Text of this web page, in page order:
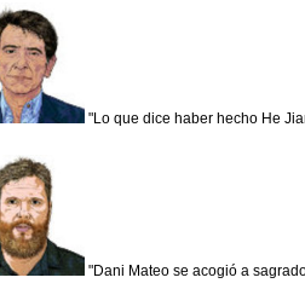
"Lo que dice haber hecho He
"Dani Mateo se acogió a